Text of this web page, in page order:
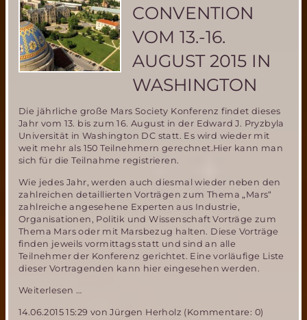
im
November
2015
noch
ein
CONVENTION
VOM 13.-16.
AUGUST 2015 IN
WASHINGTON
Die jährliche große Mars Society Konferenz findet dieses
Jahr vom 13. bis zum 16. August in der Edward J. Pryzbyla
Universität in Washington DC statt. Es wird wieder mit
weit mehr als 150 Teilnehmern gerechnet.Hier kann man
sich für die Teilnahme registrieren.
Wie jedes Jahr, werden auch diesmal wieder neben den
zahlreichen detaillierten Vorträgen zum Thema „Mars“
zahlreiche angesehene Experten aus Industrie,
Organisationen, Politik und Wissenschaft Vorträge zum
Thema Mars oder mit Marsbezug halten. Diese Vorträge
finden jeweils vormittags statt und sind an alle
Teilnehmer der Konferenz gerichtet. Eine vorläufige Liste
dieser Vortragenden kann hier eingesehen werden.
Weiterlesen …
Society
14.06.2015 15:29 von Jürgen Herholz (Kommentare: 0)